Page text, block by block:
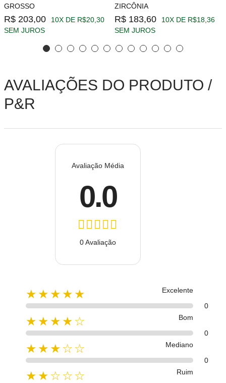
GROSSO
R$ 203,00
10X DE R$20,30
SEM JUROS
ZIRCÔNIA
R$ 183,60
10X DE R$18,36
SEM JUROS
AVALIAÇÕES DO PRODUTO /
P&R
Avaliação Média
0.0
0 Avaliação
★★★★★
Excelente
0
★★★★☆
Bom
0
★★★☆☆
Mediano
0
★★☆☆☆
Ruim